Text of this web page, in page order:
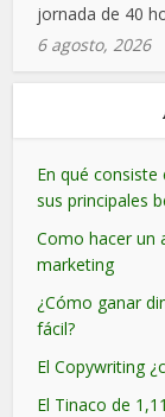
jornada de 40
6 agosto, 2026
En qué
sus principales
Como hacer un
marketing
¿Cómo ganar
fácil?
El Copywriting
El Tinaco de